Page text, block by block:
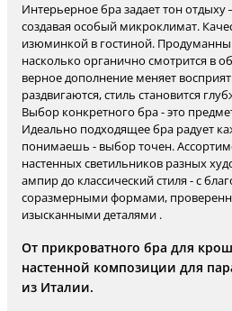
Интерьерное бра задает тон
создавая особый микроклимат.
изюминкой в гостиной.
насколько органично смотрится в
верное дополнение меняет
раздвигаются, стиль становится
Выбор конкретного бра - это
Идеально подходящее бра радует
понимаешь - выбор точен.
настенных светильников разных
ампир до классический стиля - с
соразмерными формами,
изысканными деталями .
От прикроватного бра для
настенной композиции для
из Италии.